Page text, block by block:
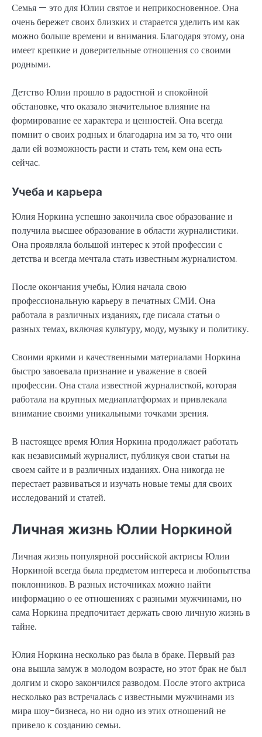
Семья — это для Юлии святое и неприкосновенное. Она
очень бережет своих близких и старается уделить им как
можно больше времени и внимания. Благодаря этому, она
имеет крепкие и доверительные отношения со своими
родными.
Детство Юлии прошло в радостной и спокойной
обстановке, что оказало значительное влияние на
формирование ее характера и ценностей. Она всегда
помнит о своих родных и благодарна им за то, что они
дали ей возможность расти и стать тем, кем она есть
сейчас.
Учеба и карьера
Юлия Норкина успешно закончила свое образование и
получила высшее образование в области журналистики.
Она проявляла большой интерес к этой профессии с
детства и всегда мечтала стать известным журналистом.
После окончания учебы, Юлия начала свою
профессиональную карьеру в печатных СМИ. Она
работала в различных изданиях, где писала статьи о
разных темах, включая культуру, моду, музыку и политику.
Своими яркими и качественными материалами Норкина
быстро завоевала признание и уважение в своей
профессии. Она стала известной журналисткой, которая
работала на крупных медиаплатформах и привлекала
внимание своими уникальными точками зрения.
В настоящее время Юлия Норкина продолжает работать
как независимый журналист, публикуя свои статьи на
своем сайте и в различных изданиях. Она никогда не
перестает развиваться и изучать новые темы для своих
исследований и статей.
Личная жизнь Юлии Норкиной
Личная жизнь популярной российской актрисы Юлии
Норкиной всегда была предметом интереса и любопытства
поклонников. В разных источниках можно найти
информацию о ее отношениях с разными мужчинами, но
сама Норкина предпочитает держать свою личную жизнь в
тайне.
Юлия Норкина несколько раз была в браке. Первый раз
она вышла замуж в молодом возрасте, но этот брак не был
долгим и скоро закончился разводом. После этого актриса
несколько раз встречалась с известными мужчинами из
мира шоу-бизнеса, но ни одно из этих отношений не
привело к созданию семьи.